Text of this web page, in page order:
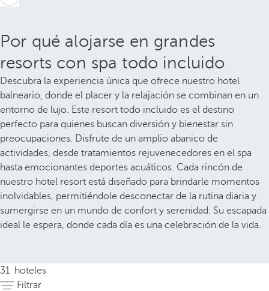
Por qué alojarse en grandes
resorts con spa todo incluido
Descubra la experiencia única que ofrece nuestro hotel
balneario, donde el placer y la relajación se combinan en un
entorno de lujo. Este resort todo incluido es el destino
perfecto para quienes buscan diversión y bienestar sin
preocupaciones. Disfrute de un amplio abanico de
actividades, desde tratamientos rejuvenecedores en el spa
hasta emocionantes deportes acuáticos. Cada rincón de
nuestro hotel resort está diseñado para brindarle momentos
inolvidables, permitiéndole desconectar de la rutina diaria y
sumergirse en un mundo de confort y serenidad. Su escapada
ideal le espera, donde cada día es una celebración de la vida.
31 hoteles
Filtrar